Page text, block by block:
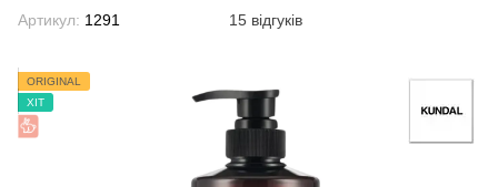
Артикул: 1291 15 відгуків
ORIGINAL
ХІТ